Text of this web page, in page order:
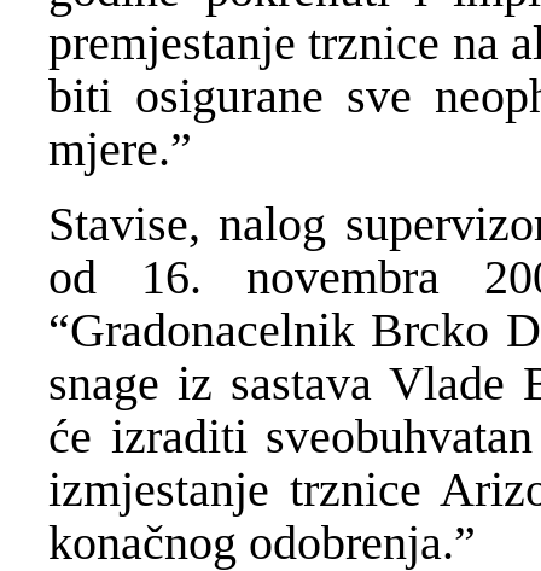
premjestanje trznice na
biti osigurane sve
mjere.”
Stavise, nalog
od 16. novembra
“Gradonacelnik Brcko
snage iz sastava
će izraditi
izmjestanje trznice
konačnog odobrenja.”